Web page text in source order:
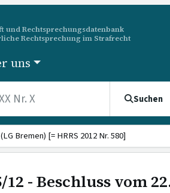
und Rechtsprechungsdatenbank
Rechtsprechung im Strafrecht
uns
Suchen
Bremen) [= HRRS 2012 Nr. 580]
12 - Beschluss vom